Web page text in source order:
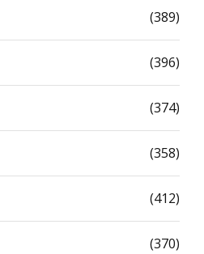
(389)
(396)
(374)
(358)
(412)
(370)